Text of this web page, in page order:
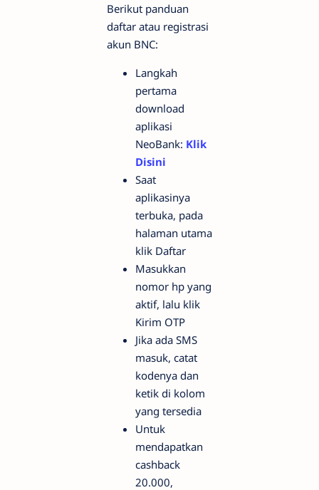
Berikut panduan
daftar atau registrasi
akun BNC:
Langkah
pertama
download
aplikasi
NeoBank: Klik
Disini
Saat
aplikasinya
terbuka, pada
halaman utama
klik Daftar
Masukkan
nomor hp yang
aktif, lalu klik
Kirim OTP
Jika ada SMS
masuk, catat
kodenya dan
ketik di kolom
yang tersedia
Untuk
mendapatkan
cashback
20.000,